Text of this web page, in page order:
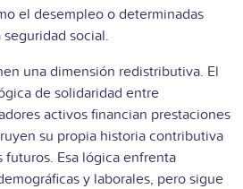
el desempleo o determinadas
social.
una dimensión redistributiva. El
de solidaridad entre
activos financian prestaciones
su propia historia contributiva
futuros. Esa lógica enfrenta
y laborales, pero sigue